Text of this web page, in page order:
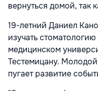
вернуться домой, так
19-летний Даниел
изучать
медицинском
Тестемицану. Молодой
пугает развитие